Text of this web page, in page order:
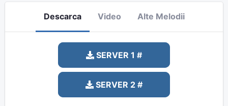
Descarca Video Alte Melodii
SERVER 1 #
SERVER 2 #